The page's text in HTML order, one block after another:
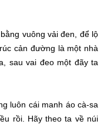
vuông vải đen, để lộ
cản đường là một nhà
sau vai đeo một đãy ta
luôn cái manh áo cà-sa
rồi. Hãy theo ta về núi